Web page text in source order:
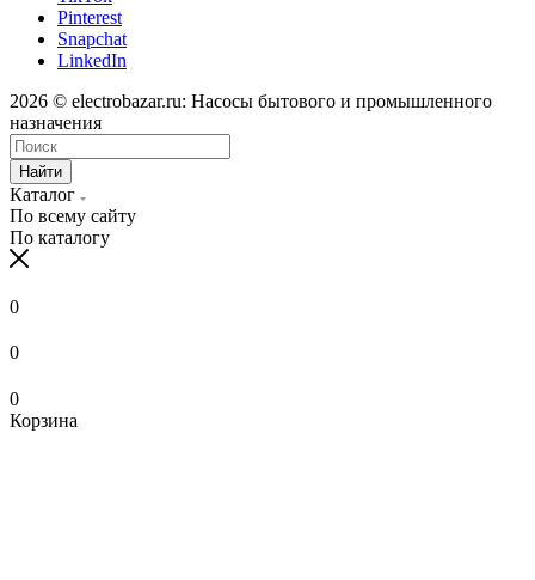
Pinterest
Snapchat
LinkedIn
2026 © electrobazar.ru: Насосы бытового и промышленного
назначения
Найти
Каталог
По всему сайту
По каталогу
0
0
0
Корзина